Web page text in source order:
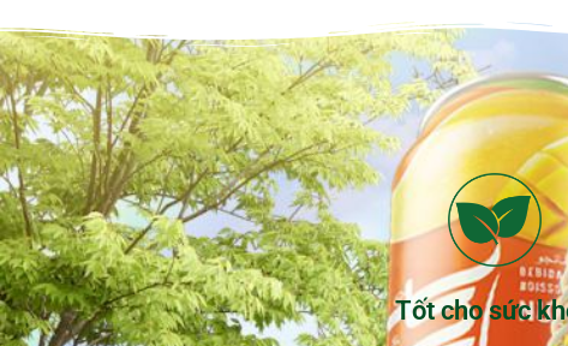
Tốt cho sức